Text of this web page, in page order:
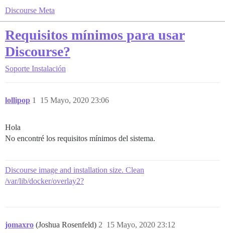
Discourse Meta
Requisitos mínimos para usar
Discourse?
Soporte Instalación
lollipop 15 Mayo, 2020 23:06
1
Hola
No encontré los requisitos mínimos del sistema.
Discourse image and installation size. Clean
/var/lib/docker/overlay2?
jomaxro (Joshua Rosenfeld) 15 Mayo, 2020 23:12
2